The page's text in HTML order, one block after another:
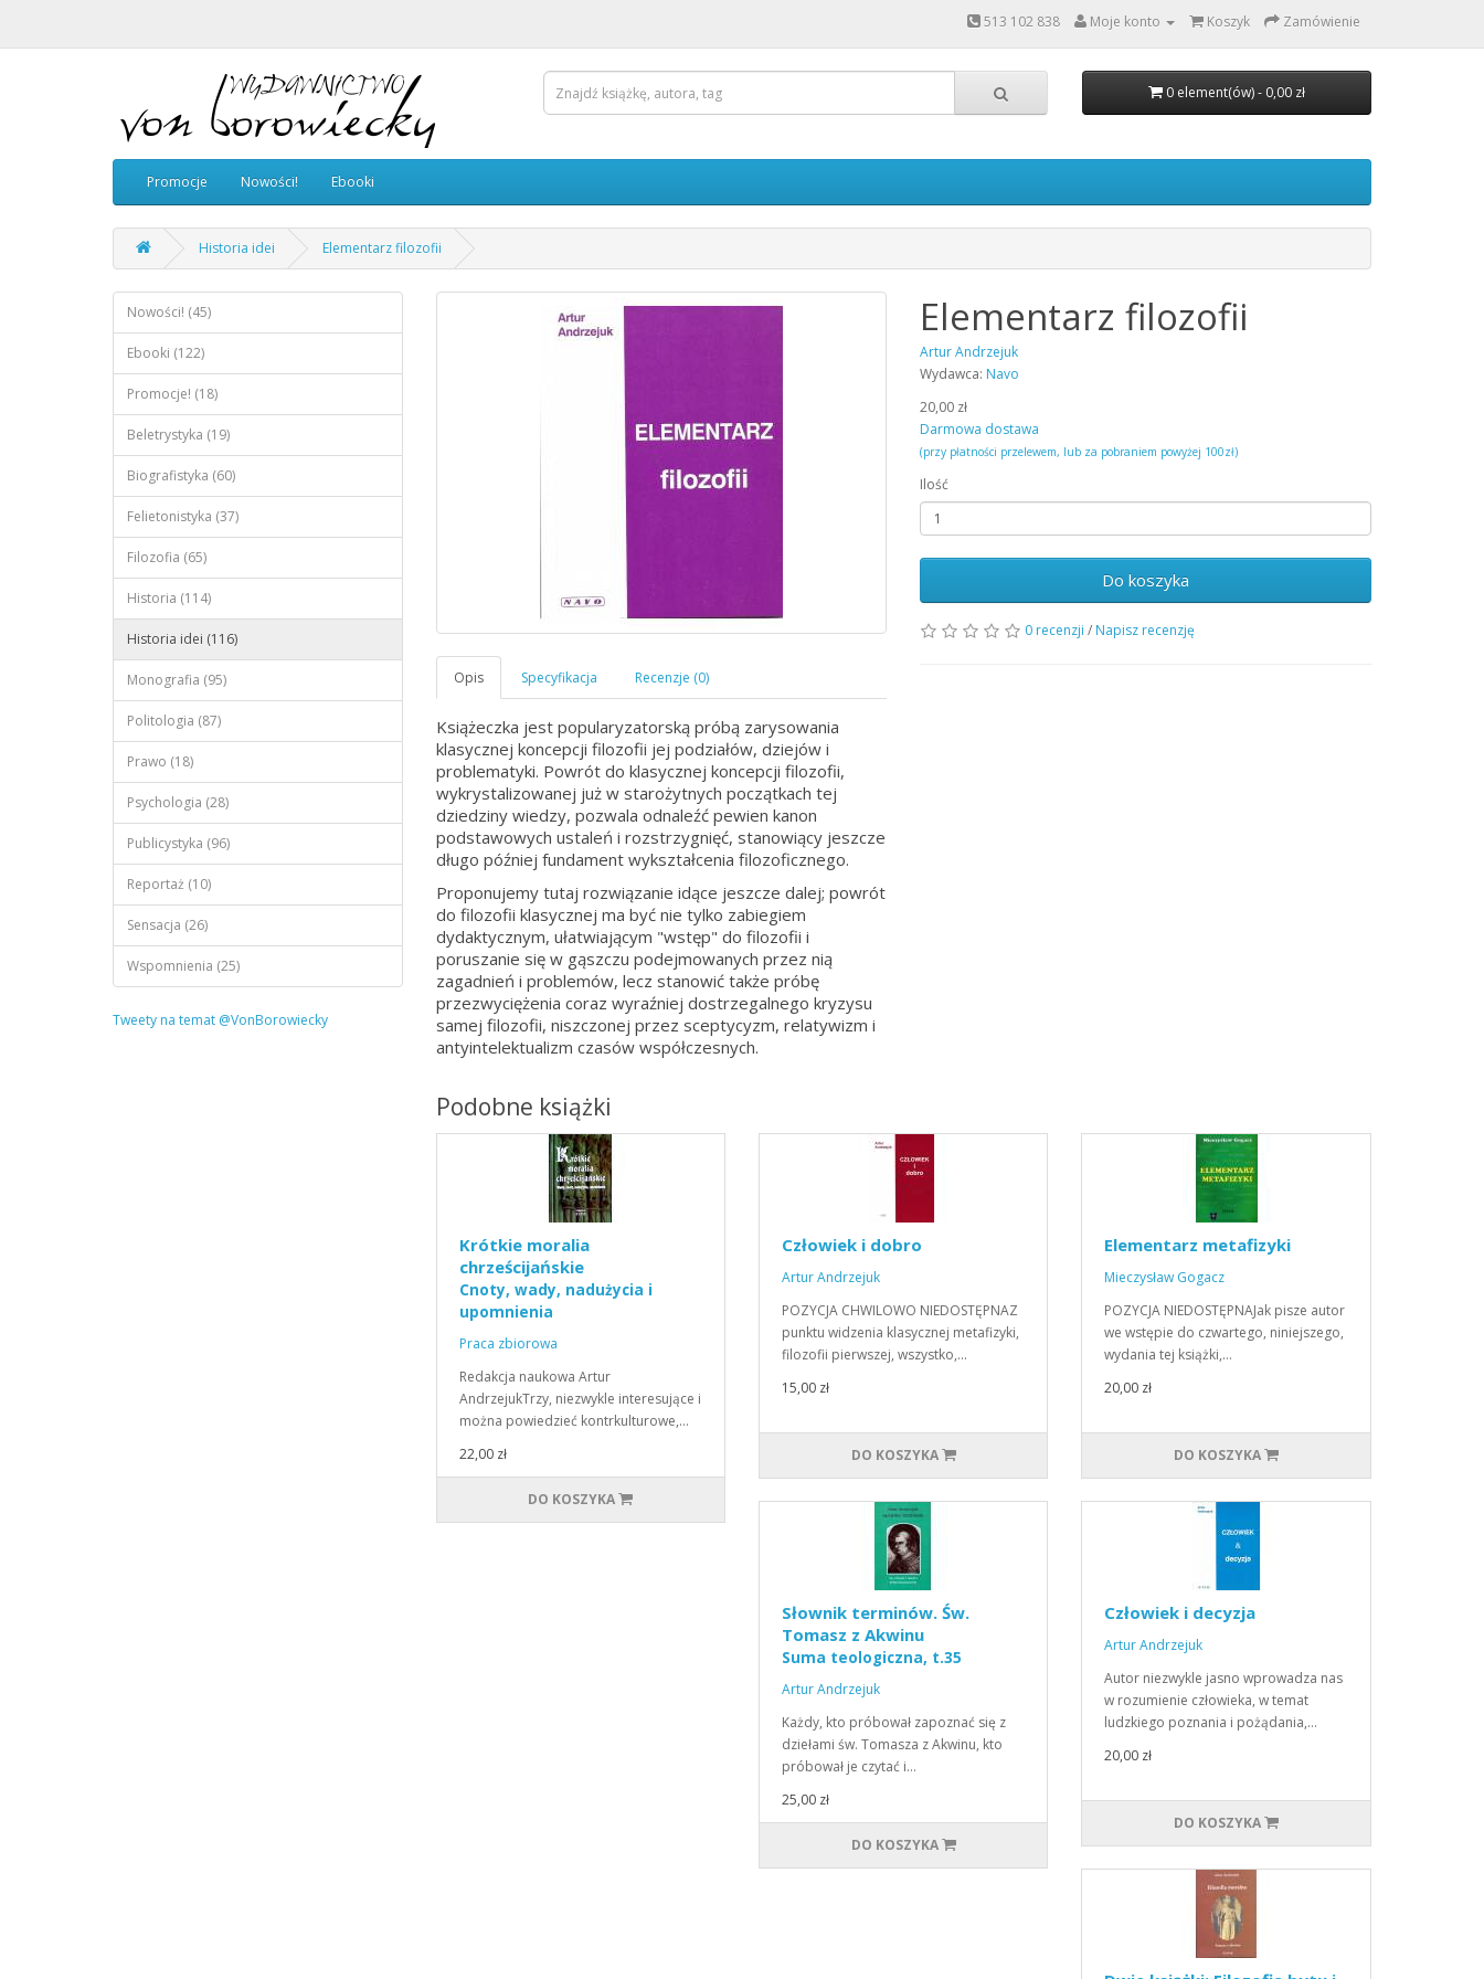
513 102 838 Moje konto Koszyk Zamówienie
0 element(ów) - 0,00 zł
Promocje Nowości! Ebooki
Historia idei Elementarz filozofii
Nowości! (45)
Ebooki (122)
Promocje! (18)
Beletrystyka (19)
Biografistyka (60)
Felietonistyka (37)
Filozofia (65)
Historia (114)
Historia idei (116)
Monografia (95)
Politologia (87)
Prawo (18)
Psychologia (28)
Publicystyka (96)
Reportaż (10)
Sensacja (26)
Wspomnienia (25)
Tweety na temat @VonBorowiecky
Książeczka jest popularyzatorską próbą zarysowania
klasycznej koncepcji filozofii jej podziałów, dziejów i
problematyki. Powrót do klasycznej koncepcji filozofii,
wykrystalizowanej już w starożytnych początkach tej
dziedziny wiedzy, pozwala odnaleźć pewien kanon
podstawowych ustaleń i rozstrzygnięć, stanowiący jeszcze
długo później fundament wykształcenia filozoficznego.
Proponujemy tutaj rozwiązanie idące jeszcze dalej; powrót
do filozofii klasycznej ma być nie tylko zabiegiem
dydaktycznym, ułatwiającym "wstęp" do filozofii i
poruszanie się w gąszczu podejmowanych przez nią
zagadnień i problemów, lecz stanowić także próbę
przezwyciężenia coraz wyraźniej dostrzegalnego kryzysu
samej filozofii, niszczonej przez sceptycyzm, relatywizm i
antyintelektualizm czasów współczesnych.
Elementarz filozofii
Artur Andrzejuk
Wydawca: Navo
20,00 zł
Darmowa dostawa
(przy płatności przelewem, lub za pobraniem powyżej 100zł)
Ilość
Do koszyka
0 recenzji / Napisz recenzję
Podobne książki
Krótkie moralia
chrześcijańskie
Cnoty, wady, nadużycia i
upomnienia
Praca zbiorowa
Redakcja naukowa Artur
AndrzejukTrzy, niezwykle interesujące i
można powiedzieć kontrkulturowe,…
22,00 zł
DO KOSZYKA
Człowiek i dobro
Artur Andrzejuk
POZYCJA CHWILOWO NIEDOSTĘPNAZ
punktu widzenia klasycznej metafizyki,
filozofii pierwszej, wszystko,…
15,00 zł
DO KOSZYKA
Elementarz metafizyki
Mieczysław Gogacz
POZYCJA NIEDOSTĘPNAJak pisze autor
we wstępie do czwartego, niniejszego,
wydania tej książki,…
20,00 zł
DO KOSZYKA
Słownik terminów. Św.
Tomasz z Akwinu
Suma teologiczna, t.35
Artur Andrzejuk
Każdy, kto próbował zapoznać się z
dziełami św. Tomasza z Akwinu, kto
próbował je czytać i…
25,00 zł
DO KOSZYKA
Człowiek i decyzja
Artur Andrzejuk
Autor niezwykle jasno wprowadza nas
w rozumienie człowieka, w temat
ludzkiego poznania i pożądania,…
20,00 zł
DO KOSZYKA